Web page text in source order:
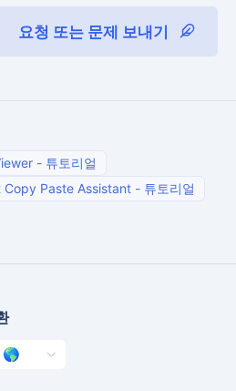
요청 또는 문제 보내기
- 튜토리얼
Copy Paste Assistant - 튜토리얼